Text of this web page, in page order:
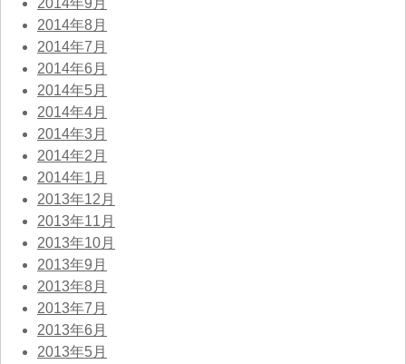
2014年8月
2014年7月
2014年6月
2014年5月
2014年4月
2014年3月
2014年2月
2014年1月
2013年12月
2013年11月
2013年10月
2013年9月
2013年8月
2013年7月
2013年6月
2013年5月